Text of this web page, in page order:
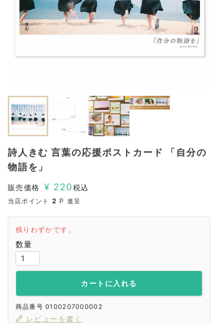
詩人きむ 言葉の応援ポストカード 「自分の
物語を」
販売価格 ¥ 220税込
当店ポイント 2 P 進呈
残りわずかです。
カートに入れる
商品番号 0100207000002
レビューを書く